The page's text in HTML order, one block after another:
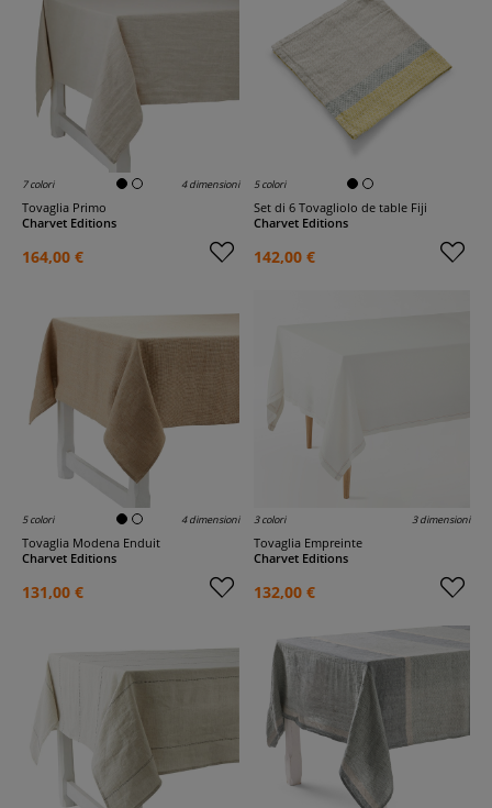
7 colori 4 dimensioni
Tovaglia Primo
Charvet Editions
164,00 €
5 colori
Set di 6 Tovagliolo de table Fiji
Charvet Editions
142,00 €
5 colori 4 dimensioni
Tovaglia Modena Enduit
Charvet Editions
131,00 €
3 colori 3 dimensioni
Tovaglia Empreinte
Charvet Editions
132,00 €